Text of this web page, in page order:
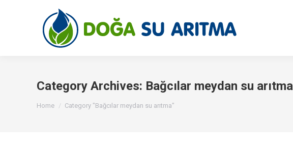
Category Archives: Bağcılar meydan su arıtma
You are here:
Home Category "Bağcılar meydan su arıtma"